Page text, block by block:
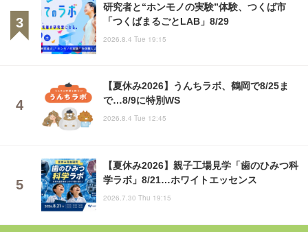
研究者と“ホンモノの実験”体験、つくば市
「つくばまるごとLAB」8/29
2026.8.4 Tue 19:15
【夏休み2026】うんちラボ、鶴岡で8/25ま
で…8/9に特別WS
2026.8.4 Tue 12:45
【夏休み2026】親子工場見学「歯のひみつ科
学ラボ」8/21…ホワイトエッセンス
2026.7.30 Thu 19:15